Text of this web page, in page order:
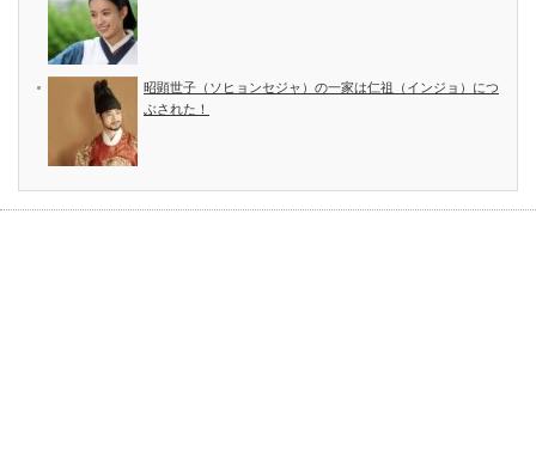
昭顕世子（ソヒョンセジャ）の一家は仁祖（インジョ）につ
ぶされた！